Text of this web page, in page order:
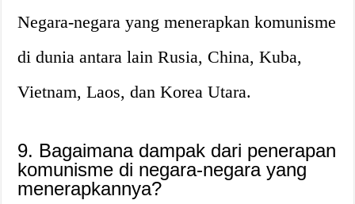
Negara-negara yang menerapkan komunisme
di dunia antara lain Rusia, China, Kuba,
Vietnam, Laos, dan Korea Utara.
9. Bagaimana dampak dari penerapan
komunisme di negara-negara yang
menerapkannya?